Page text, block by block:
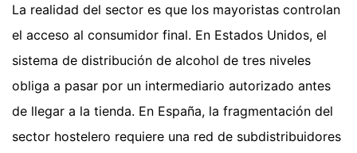
La realidad del sector es que los mayoristas controlan
el acceso al consumidor final. En Estados Unidos, el
sistema de distribución de alcohol de tres niveles
obliga a pasar por un intermediario autorizado antes
de llegar a la tienda. En España, la fragmentación del
sector hostelero requiere una red de subdistribuidores